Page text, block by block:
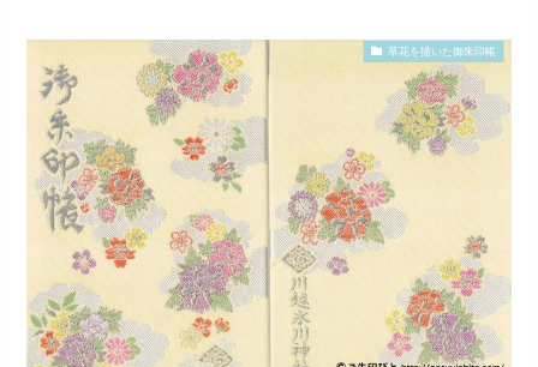
草花を描いた御朱印帳